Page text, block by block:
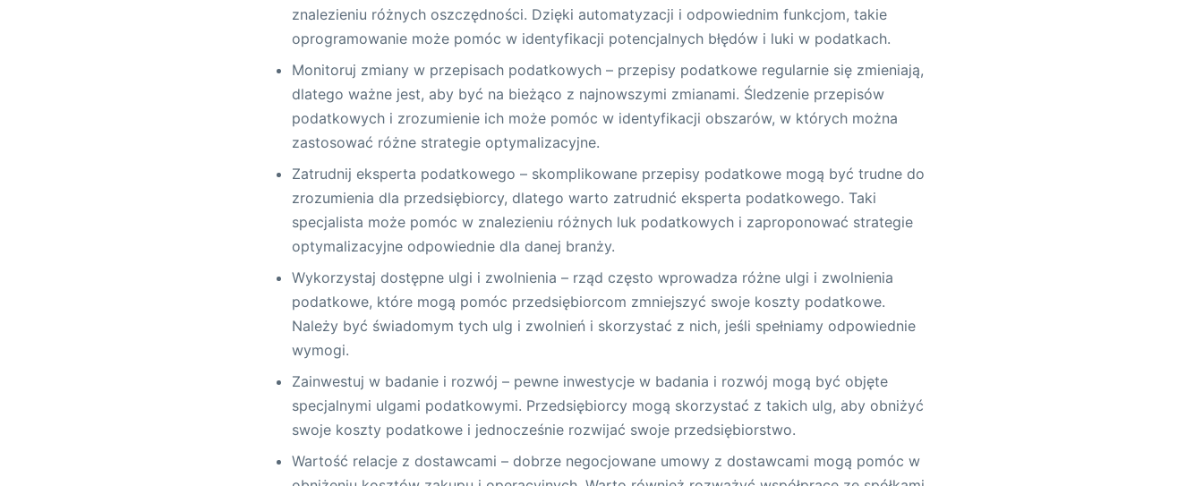
znalezieniu różnych oszczędności. Dzięki automatyzacji i odpowiednim funkcjom, takie
oprogramowanie może pomóc w identyfikacji potencjalnych błędów i luki w podatkach.
Monitoruj zmiany w przepisach podatkowych – przepisy podatkowe regularnie się zmieniają,
dlatego ważne jest, aby być na bieżąco z najnowszymi zmianami. Śledzenie przepisów
podatkowych i zrozumienie ich może pomóc w identyfikacji obszarów, w których można
zastosować różne strategie optymalizacyjne.
Zatrudnij eksperta podatkowego – skomplikowane przepisy podatkowe mogą być trudne do
zrozumienia dla przedsiębiorcy, dlatego warto zatrudnić eksperta podatkowego. Taki
specjalista może pomóc w znalezieniu różnych luk podatkowych i zaproponować strategie
optymalizacyjne odpowiednie dla danej branży.
Wykorzystaj dostępne ulgi i zwolnienia – rząd często wprowadza różne ulgi i zwolnienia
podatkowe, które mogą pomóc przedsiębiorcom zmniejszyć swoje koszty podatkowe.
Należy być świadomym tych ulg i zwolnień i skorzystać z nich, jeśli spełniamy odpowiednie
wymogi.
Zainwestuj w badanie i rozwój – pewne inwestycje w badania i rozwój mogą być objęte
specjalnymi ulgami podatkowymi. Przedsiębiorcy mogą skorzystać z takich ulg, aby obniżyć
swoje koszty podatkowe i jednocześnie rozwijać swoje przedsiębiorstwo.
Wartość relacje z dostawcami – dobrze negocjowane umowy z dostawcami mogą pomóc w